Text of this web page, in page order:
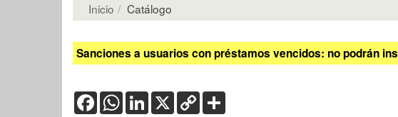
Inicio Catálogo
Sanciones a usuarios con préstamos vencidos: no podrán
FacebookWhatsApp
LinkedIn
X Copy
Link